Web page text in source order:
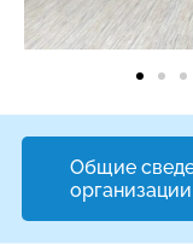
Общие
организации